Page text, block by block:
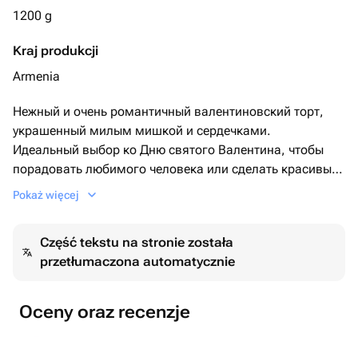
1200 g
Kraj produkcji
Armenia
Нежный и очень романтичный валентиновский торт,
украшенный милым мишкой и сердечками.
Идеальный выбор ко Дню святого Валентина, чтобы
порадовать любимого человека или сделать красивый
и вкусный сюрприз 💕
✨ Декор ручной работы
✨ Романтичный дизайн в валентиновской тематике
оформлен по вашему желанию.
Pokaż więcej
Część tekstu na stronie została
przetłumaczona automatycznie
Oceny oraz recenzje